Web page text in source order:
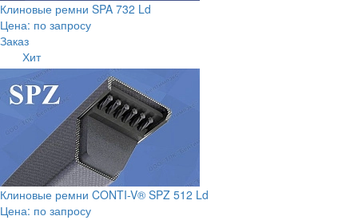
Клиновые ремни SPA 732 Ld
Цена: по запросу
Заказ
Хит
Клиновые ремни CONTI-V® SPZ 512 Ld
Цена: по запросу